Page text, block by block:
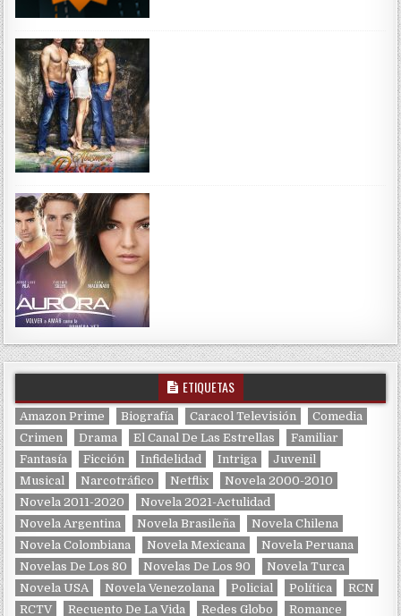
ETIQUETAS
Amazon Prime Biografía Caracol Televisión
Comedia
Crimen
Drama El Canal De Las Estrellas
Familiar
Fantasía
Ficción Infidelidad Intriga
Juvenil
Musical
Narcotráfico Netflix
Novela 2000-2010
Novela 2011-2020
Novela 2021-Actulidad
Novela Argentina
Novela Brasileña
Novela Chilena
Novela Colombiana
Novela Mexicana
Novela Peruana
Novelas De Los 80
Novelas De Los 90
Novela Turca
Novela USA
Novela Venezolana Policial Política
RCN
RCTV
Recuento De La Vida Redes Globo Romance